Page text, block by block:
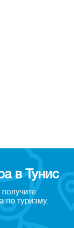
в Тунис
по туризму.